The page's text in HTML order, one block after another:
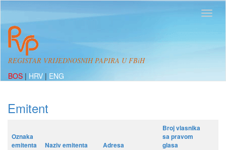
REGISTAR VRIJEDNOSNIH PAPIRA U FBiH
BOS | HRV | ENG
Emitent
Oznaka
emitenta
Naziv emitenta Adresa
Broj vlasnika
sa pravom
glasa